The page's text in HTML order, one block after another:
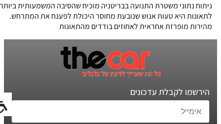
ניתוח נתוני משטרת התנועה בבריטניה מוכיח שהסיבה המשמעותית ביותר
לתאונות היא טעות אנוש שנובעת מחוסר היכולת לפענח את המתרחש.
מהירות מופרזת אחראית לאחוזים בודדים מהתאונות
הירשמו לקבלת עדכונים